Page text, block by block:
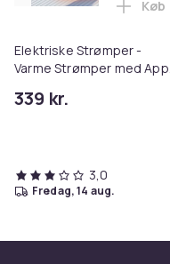
Elektriske Strømper -
Varme Strømper med
339 kr.
Læg
Køb
3,0
fredag, 14 aug.